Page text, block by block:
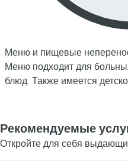
Меню и пищевые
Меню подходит для
блюд. Также имеется
Рекомендуемые
Откройте для себя